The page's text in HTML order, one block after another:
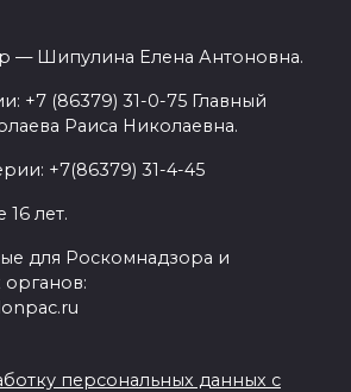
— Шипулина Елена Антоновна.
+7 (86379) 31-0-75 Главный
Раиса Николаевна.
+7(86379) 31-4-45
лет.
для Роскомнадзора и
органов:
персональных данных с